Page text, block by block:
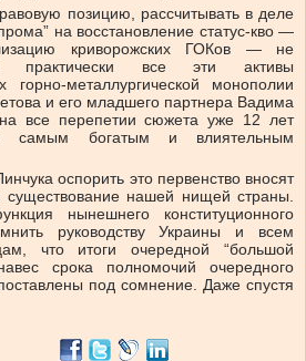
позицию, рассчитывать в деле
на восстановление статус-кво —
криворожских ГОКов — не
практически все эти активы
горно-металлургической монополии
и его младшего партнера Вадима
все перепетии сюжета уже 12 лет
самым богатым и влиятельным
оспорить это первенство вносят
существование нашей нищей страны.
нынешнего конституционного
руководству Украины и всем
что итоги очередной “большой
срока полномочий очередного
под сомнение. Даже спустя